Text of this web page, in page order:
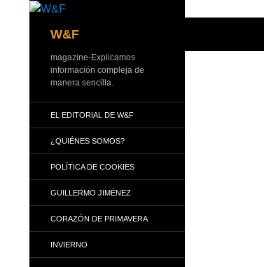
W&F
magazine-Explicamos
información compleja de
manera sencilla.
EL EDITORIAL DE W&F
¿QUIÉNES SOMOS?
POLÍTICA DE COOKIES
GUILLERMO JIMÉNEZ
CORAZÓN DE PRIMAVERA
INVIERNO